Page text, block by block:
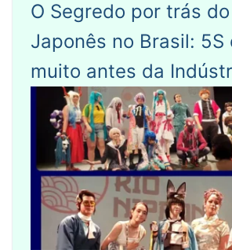
O Segredo por trás
Japonês no Brasil: 5S
muito antes da